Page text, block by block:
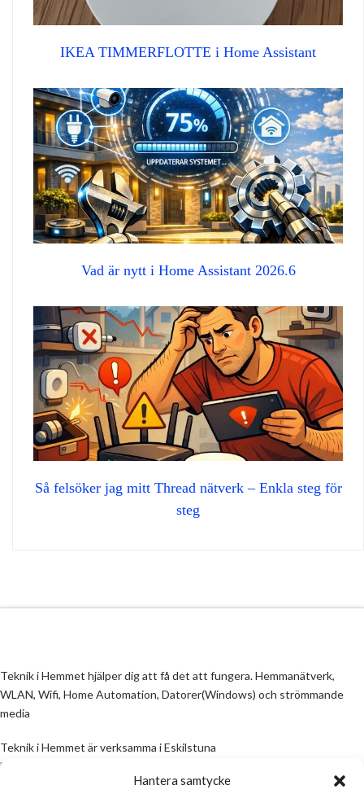
Hantera samtycke
IKEA TIMMERFLOTTE i Home Assistant
Vad är nytt i Home Assistant 2026.6
Så felsöker jag mitt Thread nätverk – Enkla steg för
steg
Teknik i Hemmet hjälper dig att få det att fungera. Hemmanätverk,
WLAN, Wifi, Home Automation, Datorer(Windows) och strömmande
media
Teknik i Hemmet är verksamma i Eskilstuna
Email: